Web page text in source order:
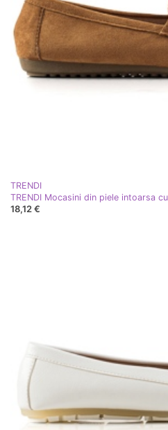
TRENDI
TRENDI Mocasini din piele intoarsa
18,12 €